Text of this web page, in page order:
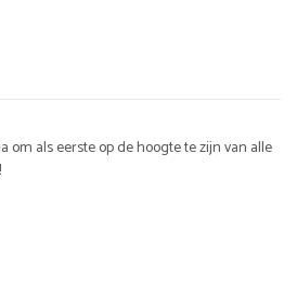
om als eerste op de hoogte te zijn van alle